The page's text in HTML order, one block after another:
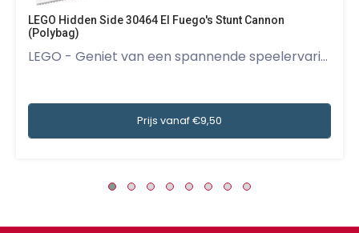
LEGO Hidden Side 30464 El Fuego's Stunt Cannon
(Polybag)
LEGO - Geniet van een spannende speelervari...
Prijs vanaf €9,50